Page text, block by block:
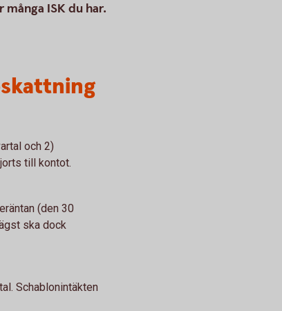
ISK du har.
och 2)
till kontot.
(den 30
ska dock
Schablonintäkten